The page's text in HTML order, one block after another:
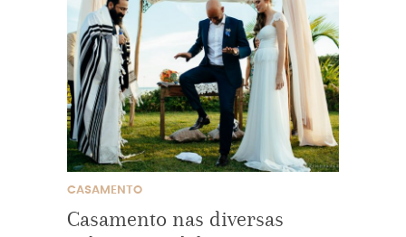
CASAMENTO
Casamento nas diversas